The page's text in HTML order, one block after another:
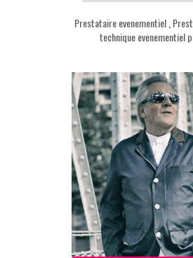
Prestataire evenementiel,
technique evenementiel